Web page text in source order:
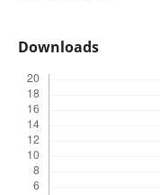
Downloads